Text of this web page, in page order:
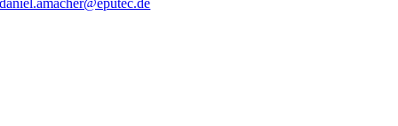
daniel.amacher@eputec.de